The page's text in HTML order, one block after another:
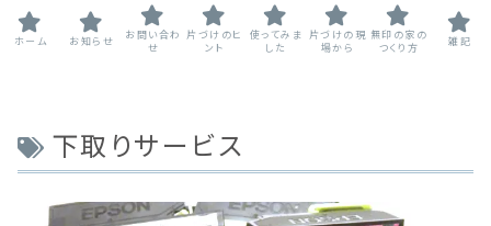
下取りサービス
ホーム お知らせ
お問い合わ
せ
片づけのヒ
ント
使ってみま
した
片づけの現
場から
無印の家の
つくり方
雑記